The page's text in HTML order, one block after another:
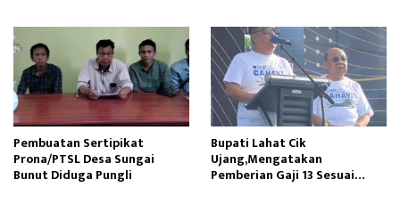
Pembuatan Sertipikat
Prona/PTSL Desa Sungai
Bunut Diduga Pungli
Bupati Lahat Cik
Ujang,Mengatakan
Pemberian Gaji 13 Sesuai